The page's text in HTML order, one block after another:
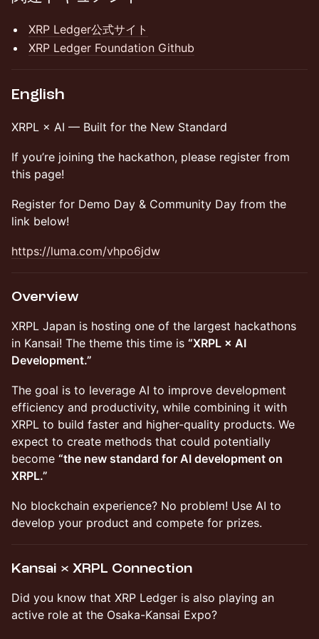
XRP Ledger公式サイト
XRP Ledger Foundation Github
English
XRPL × AI — Built for the New Standard
If you’re joining the hackathon, please register from
this page!
Register for Demo Day & Community Day from the
link below!
https://luma.com/vhpo6jdw
Overview
XRPL Japan is hosting one of the largest hackathons
in Kansai! The theme this time is “XRPL × AI
Development.”
The goal is to leverage AI to improve development
efficiency and productivity, while combining it with
XRPL to build faster and higher-quality products. We
expect to create methods that could potentially
become “the new standard for AI development on
XRPL.”
No blockchain experience? No problem! Use AI to
develop your product and compete for prizes.
Kansai × XRPL Connection
Did you know that XRP Ledger is also playing an
active role at the Osaka-Kansai Expo?